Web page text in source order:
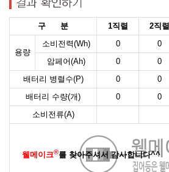
구 분 1직렬 2직렬
용량
소비전력(Wh) 0 0
암페어(Ah)
0 0
배터리 병렬수(P)
0 0
배터리 수량(개)
0 0
소비전류(A)
웰메이크®를 찾아주셔서 감사합니다^^